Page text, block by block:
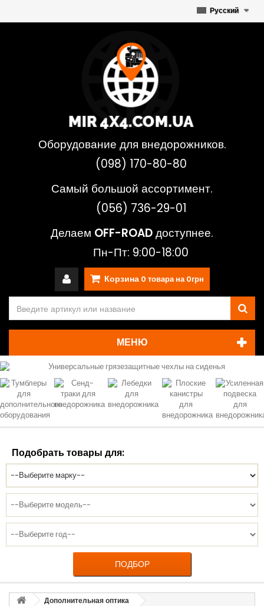
Русский
Оборудование для внедорожников.
(098) 170-80-80
Самый большой ассортимент.
(056) 736-29-01
Делаем OFF-ROADдоступнее.
Пн-Пт: 9:00-18:00
Корзина 0 товара на 0грн
МЕНЮ
Подобрать товары для:
ПОДБОР
Дополнительная оптика